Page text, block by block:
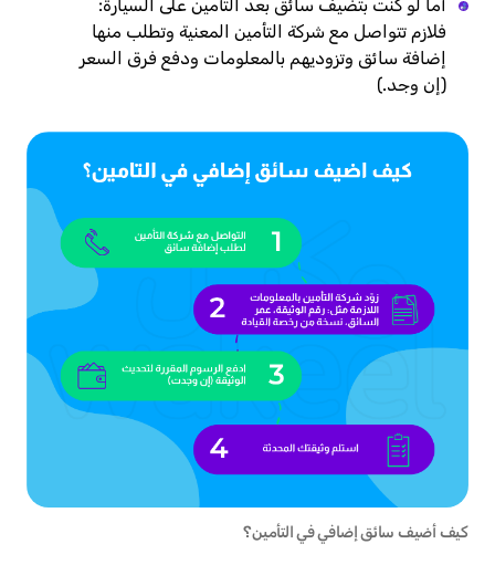
أما لو كنت بتضيف سائق بعد التأمين على السيارة:
فلازم تتواصل مع شركة التأمين المعنية وتطلب منها
إضافة سائق وتزوديهم بالمعلومات ودفع فرق السعر
(إن وجد.)
كيف أضيف سائق إضافي في التأمين؟